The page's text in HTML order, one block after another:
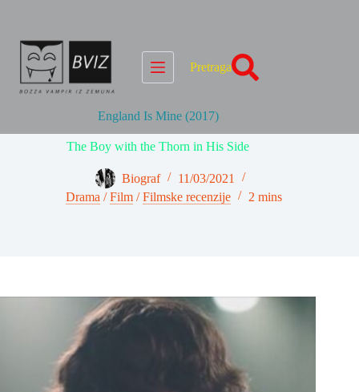
Pretraga
England Is Mine (2017)
The Boy with the Thorn in His Side
Biograf
11/03/2021
Drama /Film /Filmske recenzije 2 mins